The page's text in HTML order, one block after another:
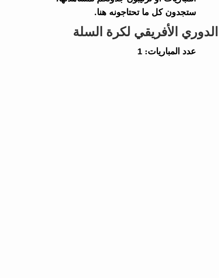
ستجدون كل ما تحتاجونه هنا.
الدوري الأفريقي لكرة السلة
عدد المباريات:1